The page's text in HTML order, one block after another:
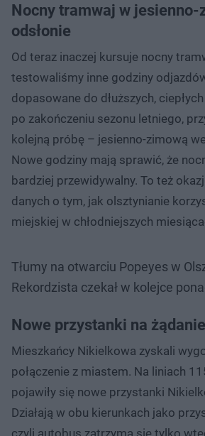
Nocny tramwaj w jesienno-
odsłonie
Od teraz inaczej kursuje nocny
testowaliśmy inne godziny
dopasowane do dłuższych,
po zakończeniu sezonu letniego,
kolejną próbę – jesienno-zimową
Nowe godziny mają sprawić, że
bardziej przewidywalny. To też
danych o tym, jak olsztynianie
miejskiej w chłodniejszych
Tłumy na otwarciu Popeyes w
Rekordzista czekał w kolejce
Nowe przystanki na
Mieszkańcy Nikielkowa zyskali
połączenie z miastem. Na liniach
pojawiły się nowe przystanki
Działają w obu kierunkach jako
czyli autobus zatrzyma się tylko